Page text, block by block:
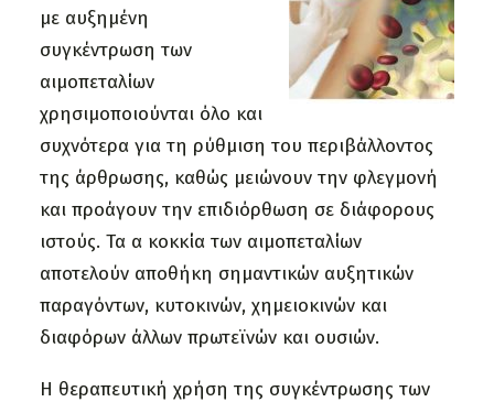
με αυξημένη
συγκέντρωση των
αιμοπεταλίων
χρησιμοποιούνται όλο και
συχνότερα για τη ρύθμιση του περιβάλλοντος
της άρθρωσης, καθώς μειώνουν την φλεγμονή
και προάγουν την επιδιόρθωση σε διάφορους
ιστούς. Τα α κοκκία των αιμοπεταλίων
αποτελούν αποθήκη σημαντικών αυξητικών
παραγόντων, κυτοκινών, χημειοκινών και
διαφόρων άλλων πρωτεϊνών και ουσιών.
Η θεραπευτική χρήση της συγκέντρωσης των